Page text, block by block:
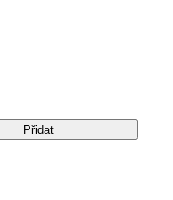
Přidat